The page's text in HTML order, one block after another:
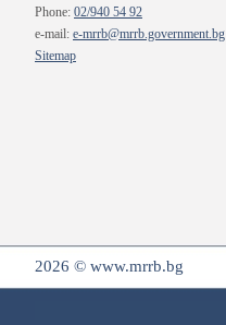
Phone: 02/940 54 92
e-mail: e-mrrb@mrrb.government.bg
Sitemap
2026 © www.mrrb.bg